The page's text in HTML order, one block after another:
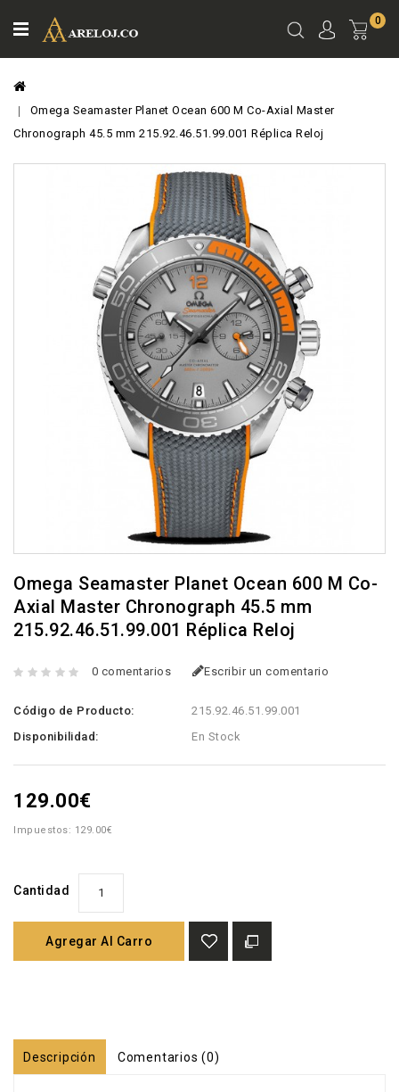
0
Omega Seamaster Planet Ocean 600 M Co-Axial Master
Chronograph 45.5 mm 215.92.46.51.99.001 Réplica Reloj
Omega Seamaster Planet Ocean 600 M Co-
Axial Master Chronograph 45.5 mm
215.92.46.51.99.001 Réplica Reloj
0 comentarios Escribir un comentario
Código de Producto:
215.92.46.51.99.001
Disponibilidad:
En Stock
129.00€
Impuestos: 129.00€
Cantidad
Agregar Al Carro
Descripción Comentarios (0)